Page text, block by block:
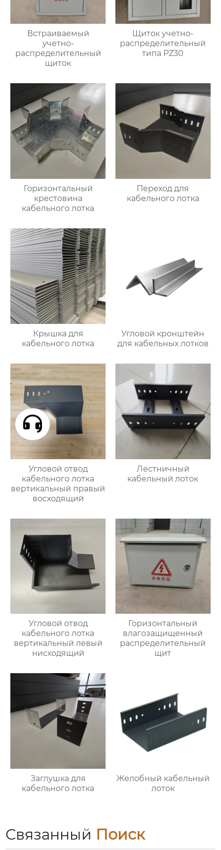
Встраиваемый
учетно-
распределительный
щиток
Щиток учетно-
распределительный
типа PZ30
Горизонтальный
крестовина
кабельного лотка
Переход для
кабельного лотка
Крышка для
кабельного лотка
Угловой кронштейн
для кабельных лотков
Угловой отвод
кабельного лотка
вертикальный правый
восходящий
Лестничный
кабельный лоток
Угловой отвод
кабельного лотка
вертикальный левый
нисходящий
Горизонтальный
влагозащищенный
распределительный
щит
Заглушка для
кабельного лотка
Желобный кабельный
лоток
Связанный Поиск